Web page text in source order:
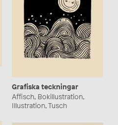
Grafiska teckningar
Affisch, Bokillustration,
Illustration, Tusch